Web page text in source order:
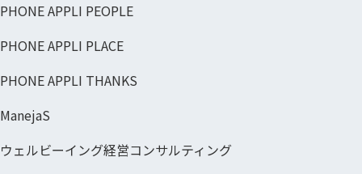
PHONE APPLI PEOPLE
PHONE APPLI PLACE
PHONE APPLI THANKS
ManejaS
ウェルビーイング経営コンサルティング